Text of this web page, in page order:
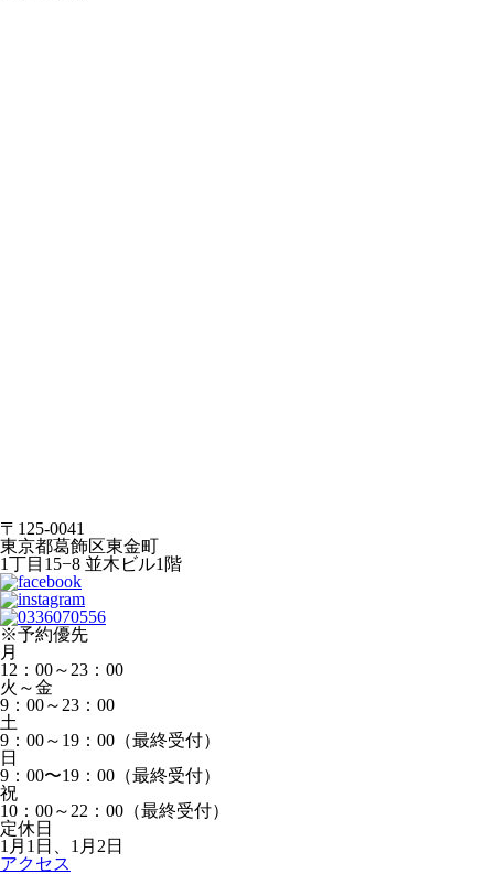
〒125-0041
東京都葛飾区東金町
1丁目15−8 並木ビル1階
※予約優先
月
12：00～23：00
火～金
9：00～23：00
土
9：00～19：00（最終受付）
日
9：00〜19：00（最終受付）
祝
10：00～22：00（最終受付）
定休日
1月1日、1月2日
アクセス